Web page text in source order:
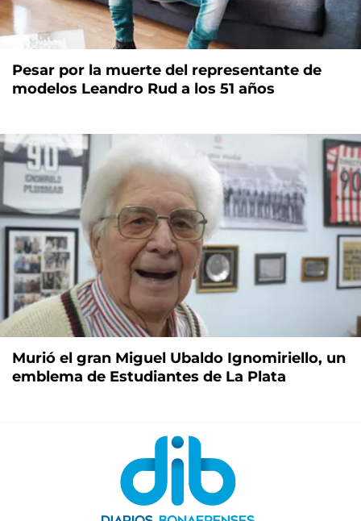
Pesar por la muerte del representante de
modelos Leandro Rud a los 51 años
Murió el gran Miguel Ubaldo Ignomiriello, un
emblema de Estudiantes de La Plata